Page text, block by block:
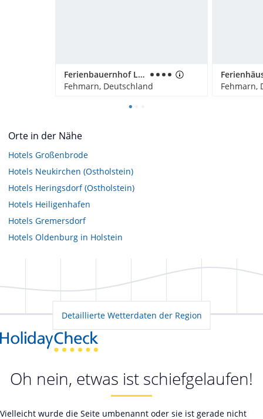
Ferienbauernhof Liesenberg mit Meerblick
Fehmarn, Deutschland
Fehmarn,
Orte in der Nähe
Hotels Großenbrode
Hotels Neukirchen (Ostholstein)
Hotels Heringsdorf (Ostholstein)
Hotels Heiligenhafen
Hotels Gremersdorf
Hotels Oldenburg in Holstein
Detaillierte Wetterdaten der Region
Oh nein, etwas ist schiefgelaufen!
Vielleicht wurde die Seite umbenannt oder sie ist gerade nicht